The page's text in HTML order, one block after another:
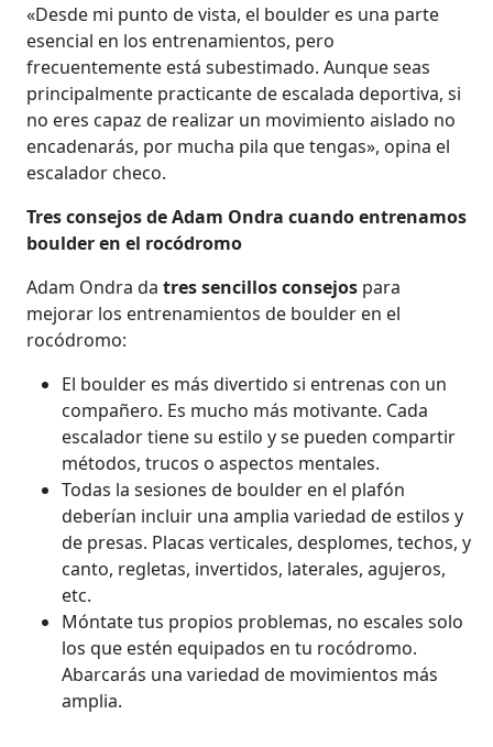
«Desde mi punto de vista, el boulder es una parte
esencial en los entrenamientos, pero
frecuentemente está subestimado. Aunque seas
principalmente practicante de escalada deportiva, si
no eres capaz de realizar un movimiento aislado no
encadenarás, por mucha pila que tengas», opina el
escalador checo.
Tres consejos de Adam Ondra cuando entrenamos
boulder en el rocódromo
Adam Ondra da tres sencillos consejos para
mejorar los entrenamientos de boulder en el
rocódromo:
El boulder es más divertido si entrenas con un
compañero. Es mucho más motivante. Cada
escalador tiene su estilo y se pueden compartir
métodos, trucos o aspectos mentales.
Todas la sesiones de boulder en el plafón
deberían incluir una amplia variedad de estilos y
de presas. Placas verticales, desplomes, techos, y
canto, regletas, invertidos, laterales, agujeros,
etc.
Móntate tus propios problemas, no escales solo
los que estén equipados en tu rocódromo.
Abarcarás una variedad de movimientos más
amplia.